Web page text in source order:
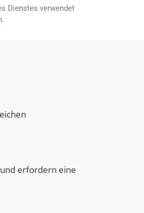
Dienstes verwendet
erfordern eine